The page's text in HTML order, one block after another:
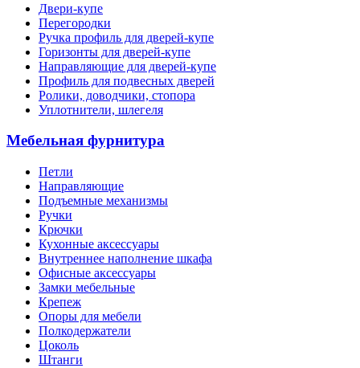
Двери-купе
Перегородки
Ручка профиль для дверей-купе
Горизонты для дверей-купе
Направляющие для дверей-купе
Профиль для подвесных дверей
Ролики, доводчики, стопора
Уплотнители, шлегеля
Мебельная фурнитура
Петли
Направляющие
Подъемные механизмы
Ручки
Крючки
Кухонные аксессуары
Внутреннее наполнение шкафа
Офисные аксессуары
Замки мебельные
Крепеж
Опоры для мебели
Полкодержатели
Цоколь
Штанги